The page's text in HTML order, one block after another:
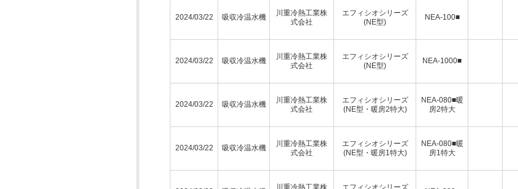
2024/03/22 吸収冷温水機
川重冷熱工業株
式会社
エフィシオシリーズ
(NE型)
NEA-100■
2024/03/22 吸収冷温水機
川重冷熱工業株
式会社
エフィシオシリーズ
(NE型)
NEA-1000■
2024/03/22 吸収冷温水機
川重冷熱工業株
式会社
エフィシオシリーズ
(NE型・暖房2特大)
NEA-080■暖
房2特大
2024/03/22 吸収冷温水機
川重冷熱工業株
式会社
エフィシオシリーズ
(NE型・暖房1特大)
NEA-080■暖
房1特大
川重冷熱工業株
エフィシオシリーズ